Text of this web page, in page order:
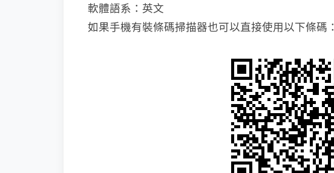
軟體語系：英文
如果手機有裝條碼掃描器也可以直接使用以下條碼：